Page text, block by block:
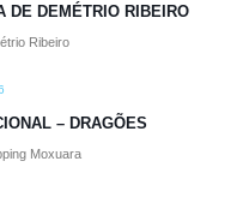
DE DEMÉTRIO RIBEIRO
Ribeiro
– DRAGÕES
Moxuara